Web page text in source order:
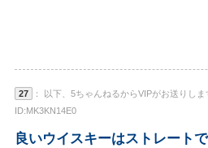
27
： 以下、5ちゃんねるからVIPがお送りし
ID:MK3KN14E0
良いウイスキーはストレート